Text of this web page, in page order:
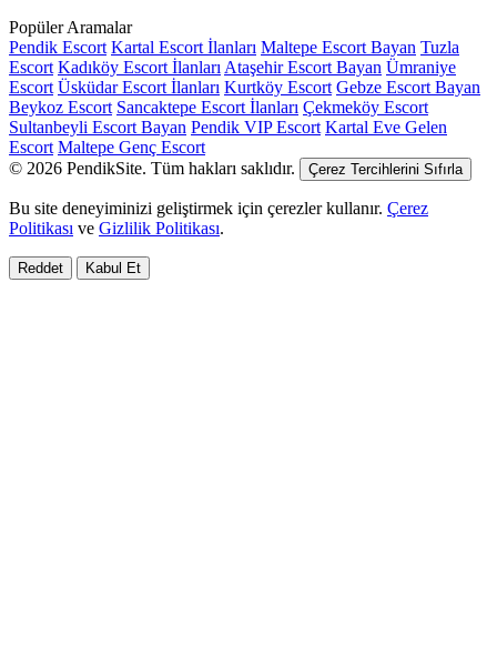
Popüler Aramalar
Pendik Escort Kartal Escort İlanları Maltepe Escort Bayan Tuzla
Escort Kadıköy Escort İlanları Ataşehir Escort Bayan Ümraniye
Escort Üsküdar Escort İlanları Kurtköy Escort Gebze Escort Bayan
Beykoz Escort Sancaktepe Escort İlanları Çekmeköy Escort
Sultanbeyli Escort Bayan Pendik VIP Escort Kartal Eve Gelen
Escort Maltepe Genç Escort
© 2026 PendikSite. Tüm hakları saklıdır.
Çerez Tercihlerini Sıfırla
Bu site deneyiminizi geliştirmek için çerezler kullanır. Çerez
Politikası ve Gizlilik Politikası.
Reddet Kabul Et